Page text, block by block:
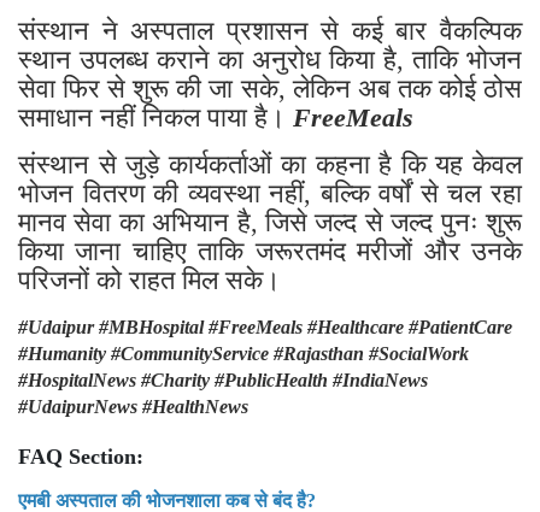
संस्थान ने अस्पताल प्रशासन से कई बार वैकल्पिक
स्थान उपलब्ध कराने का अनुरोध किया है, ताकि भोजन
सेवा फिर से शुरू की जा सके, लेकिन अब तक कोई ठोस
समाधान नहीं निकल पाया है। FreeMeals
संस्थान से जुड़े कार्यकर्ताओं का कहना है कि यह केवल
भोजन वितरण की व्यवस्था नहीं, बल्कि वर्षों से चल रहा
मानव सेवा का अभियान है, जिसे जल्द से जल्द पुनः शुरू
किया जाना चाहिए ताकि जरूरतमंद मरीजों और उनके
परिजनों को राहत मिल सके।
#Udaipur #MBHospital #FreeMeals #Healthcare #PatientCare
#Humanity #CommunityService #Rajasthan #SocialWork
#HospitalNews #Charity #PublicHealth #IndiaNews
#UdaipurNews #HealthNews
FAQ Section:
एमबी अस्पताल की भोजनशाला कब से बंद है?